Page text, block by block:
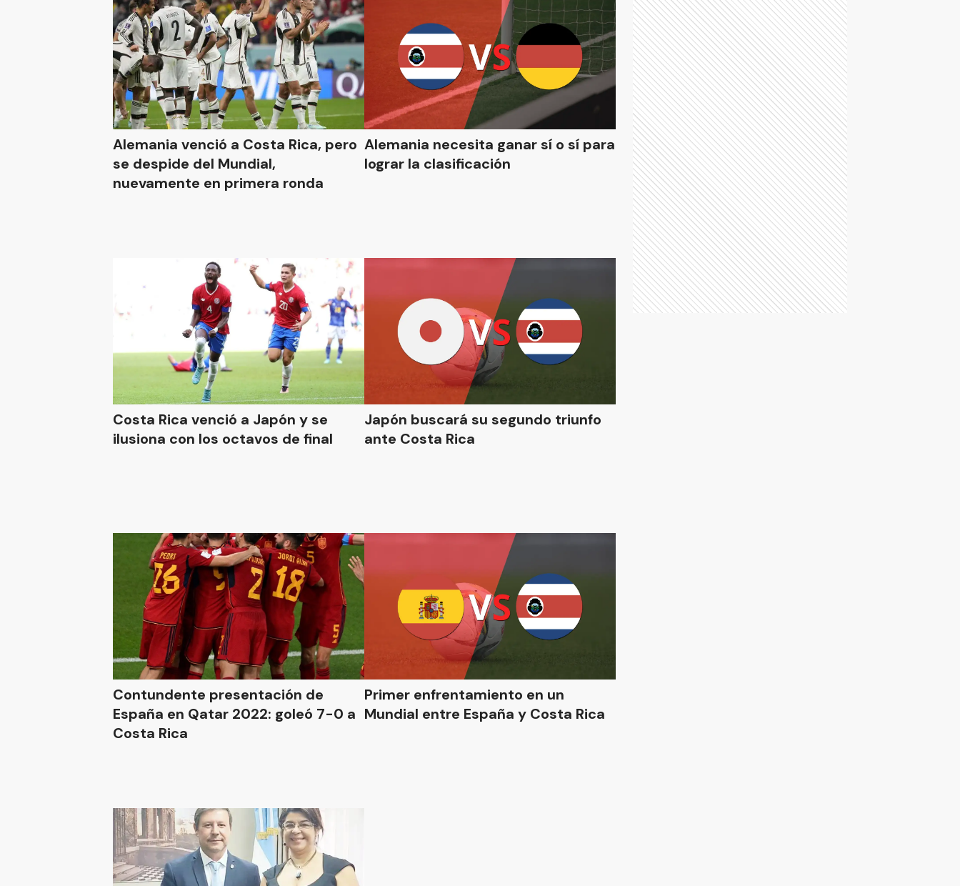
Alemania venció a Costa Rica, pero
se despide del Mundial,
nuevamente en primera ronda
Alemania necesita ganar sí o sí para
lograr la clasificación
Costa Rica venció a Japón y se
ilusiona con los octavos de final
Japón buscará su segundo triunfo
ante Costa Rica
Contundente presentación de
España en Qatar 2022: goleó 7-0 a
Costa Rica
Primer enfrentamiento en un
Mundial entre España y Costa Rica